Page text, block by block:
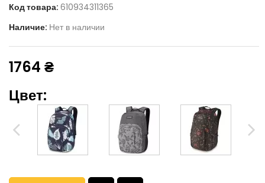
Код товара: 610934311365
Наличие: Нет в наличии
1764 ₴
Цвет: